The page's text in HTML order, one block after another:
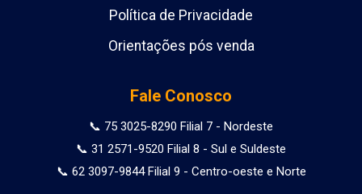
Política de Privacidade
Orientações pós venda
Fale Conosco
📞 75 3025-8290 Filial 7 - Nordeste
📞 31 2571-9520 Filial 8 - Sul e Suldeste
📞 62 3097-9844 Filial 9 - Centro-oeste e Norte